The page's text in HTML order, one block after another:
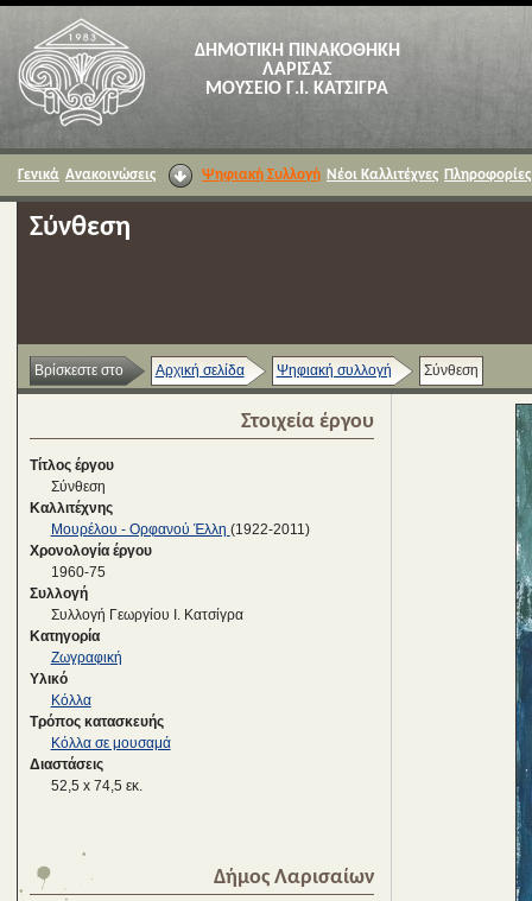
ΔΗΜΟΤΙΚΗ ΠΙΝΑΚΟΘΗΚΗ
ΛΑΡΙΣΑΣ
ΜΟΥΣΕΙΟ Γ.Ι. ΚΑΤΣΙΓΡΑ
Γενικά Ανακοινώσεις Ψηφιακή Συλλογή Νέοι Καλλιτέχνες Πληροφορίες
Σύνθεση
Βρίσκεστε στο Αρχική σελίδα Ψηφιακή συλλογή Σύνθεση
Στοιχεία έργου
Τίτλος έργου
Σύνθεση
Καλλιτέχνης
Μουρέλου - Ορφανού Έλλη (1922-2011)
Χρονολογία έργου
1960-75
Συλλογή
Συλλογή Γεωργίου Ι. Κατσίγρα
Κατηγορία
Ζωγραφική
Υλικό
Κόλλα
Τρόπος κατασκευής
Κόλλα σε μουσαμά
Διαστάσεις
52,5 x 74,5 εκ.
Δήμος Λαρισαίων